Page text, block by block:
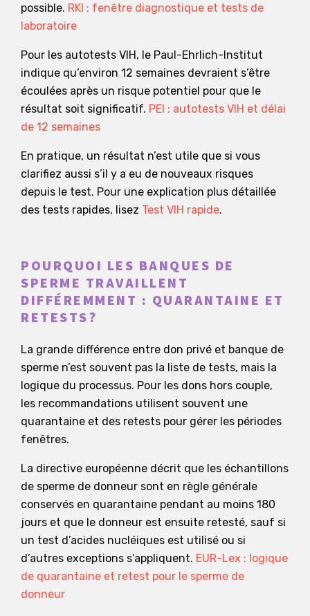
possible. RKI : fenêtre diagnostique et tests de
laboratoire
Pour les autotests VIH, le Paul-Ehrlich-Institut
indique qu’environ 12 semaines devraient s’être
écoulées après un risque potentiel pour que le
résultat soit significatif. PEI : autotests VIH et délai
de 12 semaines
En pratique, un résultat n’est utile que si vous
clarifiez aussi s’il y a eu de nouveaux risques
depuis le test. Pour une explication plus détaillée
des tests rapides, lisez Test VIH rapide.
POURQUOI LES BANQUES DE
SPERME TRAVAILLENT
DIFFÉREMMENT : QUARANTAINE ET
RETESTS?
La grande différence entre don privé et banque de
sperme n’est souvent pas la liste de tests, mais la
logique du processus. Pour les dons hors couple,
les recommandations utilisent souvent une
quarantaine et des retests pour gérer les périodes
fenêtres.
La directive européenne décrit que les échantillons
de sperme de donneur sont en règle générale
conservés en quarantaine pendant au moins 180
jours et que le donneur est ensuite retesté, sauf si
un test d’acides nucléiques est utilisé ou si
d’autres exceptions s’appliquent. EUR-Lex : logique
de quarantaine et retest pour le sperme de
donneur